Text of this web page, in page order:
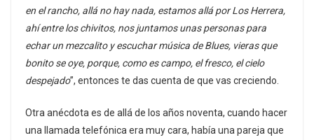
en el rancho, allá no hay nada, estamos allá por Los Herrera,
ahí entre los chivitos, nos juntamos unas personas para
echar un mezcalito y escuchar música de Blues, vieras que
bonito se oye, porque, como es campo, el fresco, el cielo
despejado”, entonces te das cuenta de que vas creciendo.
Otra anécdota es de allá de los años noventa, cuando hacer
una llamada telefónica era muy cara, había una pareja que